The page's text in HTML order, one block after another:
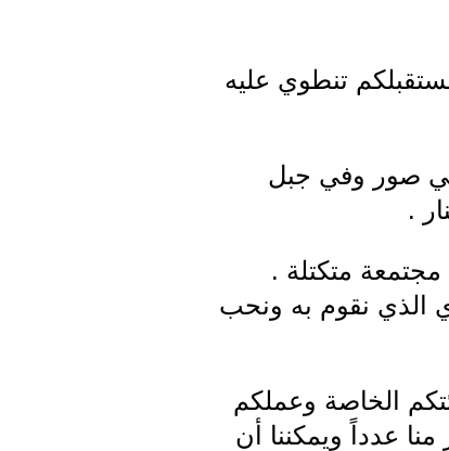
تنطوي عليه
في صور وفي جبل
.
متكتلة .
الذي نقوم به ونحب
الخاصة وعملكم
عدداً ويمكننا أن